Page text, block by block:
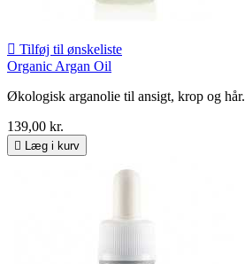
 Tilføj til ønskeliste
Organic Argan Oil
Økologisk arganolie til ansigt, krop og hår.
139,00 kr.
 Læg i kurv